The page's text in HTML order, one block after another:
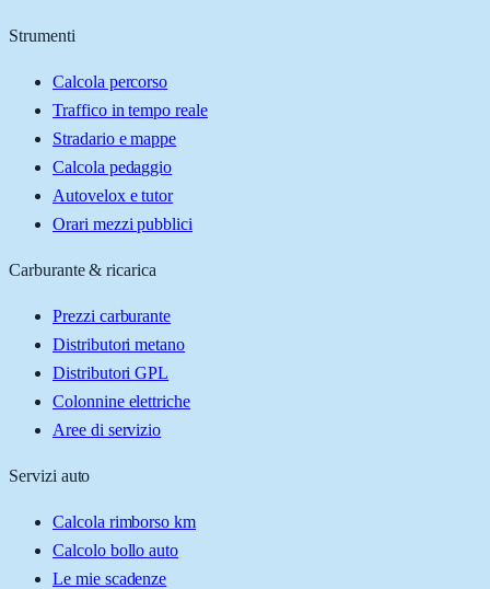
Strumenti
Calcola percorso
Traffico in tempo reale
Stradario e mappe
Calcola pedaggio
Autovelox e tutor
Orari mezzi pubblici
Carburante & ricarica
Prezzi carburante
Distributori metano
Distributori GPL
Colonnine elettriche
Aree di servizio
Servizi auto
Calcola rimborso km
Calcolo bollo auto
Le mie scadenze